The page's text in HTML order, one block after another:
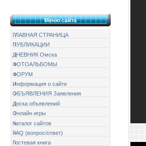
Меню сайта
ГЛАВНАЯ СТРАНИЦА
ПУБЛИКАЦИИ
ДНЕВНИК Омска
ФОТОАЛЬБОМЫ
ФОРУМ
Информация о сайте
ОБЪЯВЛЕНИЯ Заявления
Доска объявлений
Онлайн игры
Каталог сайтов
FAQ (вопрос/ответ)
Гостевая книга